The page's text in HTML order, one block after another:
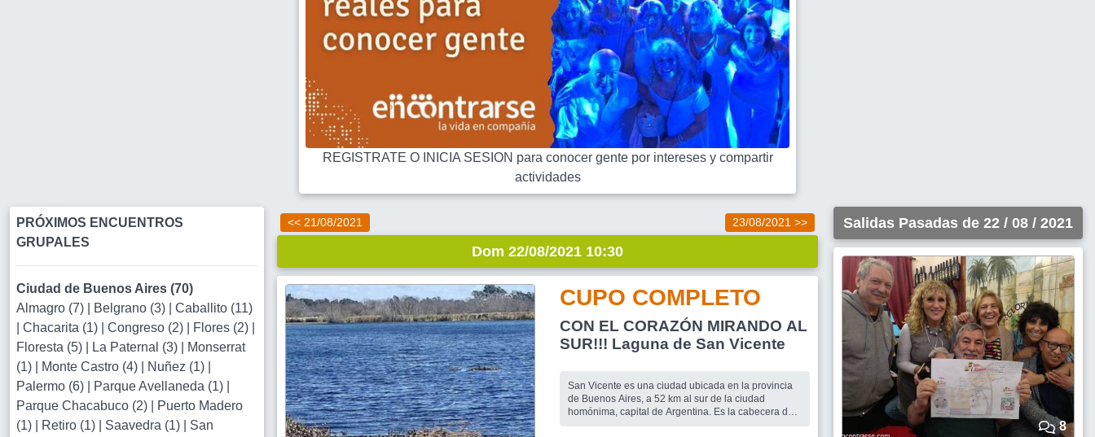
REGISTRATE O INICIA SESION para conocer gente por intereses y compartir
actividades
PRÓXIMOS ENCUENTROS
GRUPALES
Ciudad de Buenos Aires (70)
Almagro (7)
Belgrano (3)
Caballito (11)
Chacarita (1) Congreso (2) Flores (2)
Floresta (5)
La Paternal (3)
Monserrat
(1)
Monte Castro (4) Nuñez (1)
Palermo (6)
Parque Avellaneda (1)
Parque Chacabuco (2)
Puerto Madero
(1)
Retiro (1) Saavedra (1)
San
<< 21/08/2021 23/08/2021 >>
Dom 22/08/2021 10:30
CUPO COMPLETO
CON EL CORAZÓN MIRANDO AL
SUR!!! Laguna de San Vicente
San Vicente es una ciudad ubicada en la provincia
de Buenos Aires, a 52 km al sur de la ciudad
homónima, capital de Argentina. Es la cabecera del
Salidas Pasadas de 22 / 08 / 2021
8